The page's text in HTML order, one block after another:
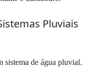
Pluviais
sistema de água pluvial.